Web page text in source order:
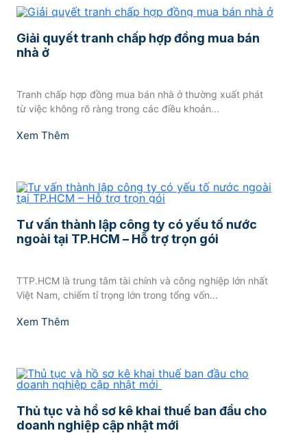
Giải quyết tranh chấp hợp đồng mua bán
nhà ở
Tranh chấp hợp đồng mua bán nhà ở thường xuất phát
từ việc không rõ ràng trong các điều khoản...
Xem Thêm
Tư vấn thành lập công ty có yếu tố nước
ngoài tại TP.HCM – Hỗ trợ trọn gói
TTP.HCM là trung tâm tài chính và công nghiệp lớn nhất
Việt Nam, chiếm tỉ trọng lớn trong tổng vốn...
Xem Thêm
Thủ tục và hồ sơ kê khai thuế ban đầu cho
doanh nghiệp cập nhật mới